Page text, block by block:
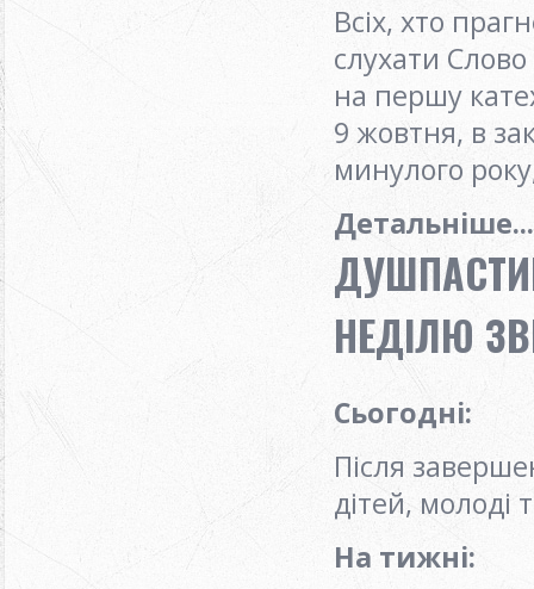
Всіх, хто
слухати
на першу
9 жовтня, в
минулого
Детальніше...
НЕДІЛЮ
Сьогодні:
Після
дітей, молоді
На тижні: